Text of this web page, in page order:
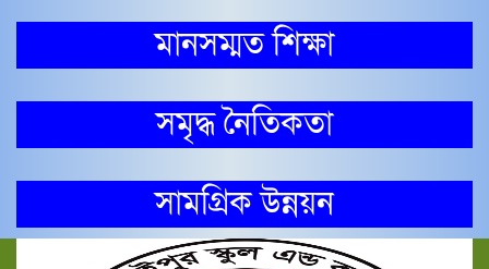
মানসম্মত শিক্ষা
সমৃদ্ধ নৈতিকতা
সামগ্রিক উন্নয়ন